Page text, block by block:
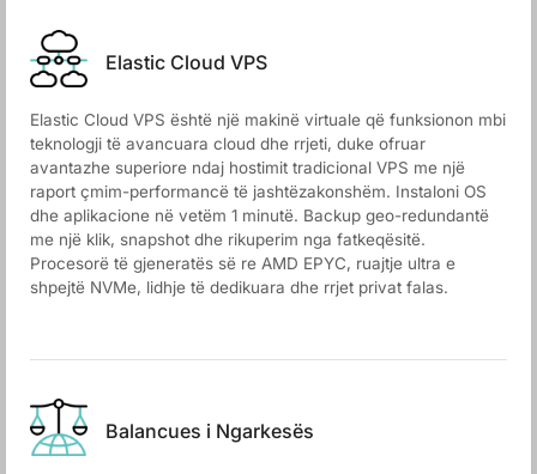
Elastic Cloud VPS
Elastic Cloud VPS është një makinë virtuale që funksionon mbi
teknologji të avancuara cloud dhe rrjeti, duke ofruar
avantazhe superiore ndaj hostimit tradicional VPS me një
raport çmim-performancë të jashtëzakonshëm. Instaloni OS
dhe aplikacione në vetëm 1 minutë. Backup geo-redundantë
me një klik, snapshot dhe rikuperim nga fatkeqësitë.
Procesorë të gjeneratës së re AMD EPYC, ruajtje ultra e
shpejtë NVMe, lidhje të dedikuara dhe rrjet privat falas.
Balancues i Ngarkesës